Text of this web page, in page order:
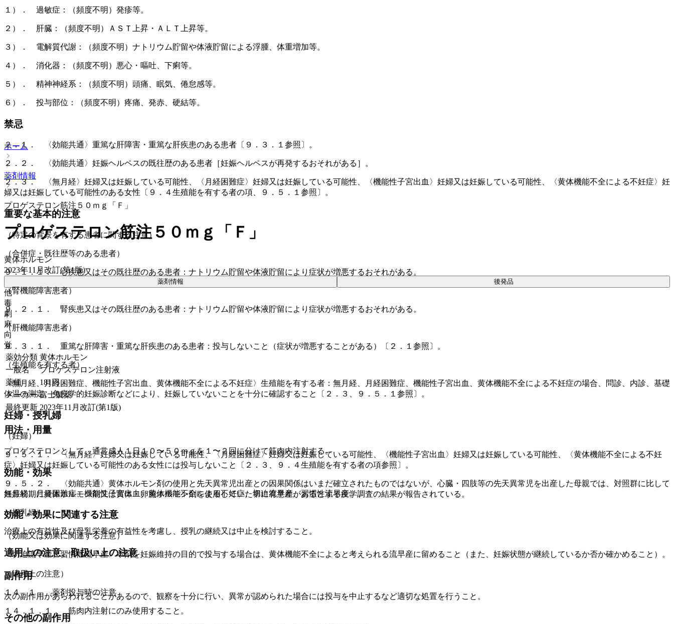
１）． 過敏症：（頻度不明）発疹等。
２）． 肝臓：（頻度不明）ＡＳＴ上昇・ＡＬＴ上昇等。
３）． 電解質代謝：（頻度不明）ナトリウム貯留や体液貯留による浮腫、体重増加等。
４）． 消化器：（頻度不明）悪心・嘔吐、下痢等。
５）． 精神神経系：（頻度不明）頭痛、眠気、倦怠感等。
６）． 投与部位：（頻度不明）疼痛、発赤、硬結等。
禁忌
２．１． 〈効能共通〉重篤な肝障害・重篤な肝疾患のある患者〔９．３．１参照〕。
２．２． 〈効能共通〉妊娠ヘルペスの既往歴のある患者［妊娠ヘルペスが再発するおそれがある］。
２．３． 〈無月経〉妊婦又は妊娠している可能性、〈月経困難症〉妊婦又は妊娠している可能性、〈機能性子宮出血〉妊婦又は妊娠している可能性、〈黄体機能不全による不妊症〉妊
婦又は妊娠している可能性のある女性〔９．４生殖能を有する者の項、９．５．１参照〕。
重要な基本的注意
（特定の背景を有する患者に関する注意）
（合併症・既往歴等のある患者）
９．１．１． 心疾患又はその既往歴のある患者：ナトリウム貯留や体液貯留により症状が増悪するおそれがある。
（腎機能障害患者）
９．２．１． 腎疾患又はその既往歴のある患者：ナトリウム貯留や体液貯留により症状が増悪するおそれがある。
（肝機能障害患者）
９．３．１． 重篤な肝障害・重篤な肝疾患のある患者：投与しないこと（症状が増悪することがある）〔２．１参照〕。
（生殖能を有する者）
〈無月経、月経困難症、機能性子宮出血、黄体機能不全による不妊症〉生殖能を有する者：無月経、月経困難症、機能性子宮出血、黄体機能不全による不妊症の場合、問診、内診、基礎
体温の測定、免疫学的妊娠診断などにより、妊娠していないことを十分に確認すること〔２．３、９．５．１参照〕。
妊婦・授乳婦
（妊婦）
９．５．１． 〈無月経〉妊婦又は妊娠している可能性、〈月経困難症〉妊婦又は妊娠している可能性、〈機能性子宮出血〉妊婦又は妊娠している可能性、〈黄体機能不全による不妊
症〉妊婦又は妊娠している可能性のある女性には投与しないこと〔２．３、９．４生殖能を有する者の項参照〕。
９．５．２． 〈効能共通〉黄体ホルモン剤の使用と先天異常児出産との因果関係はいまだ確立されたものではないが、心臓・四肢等の先天異常児を出産した母親では、対照群に比して
妊娠初期に黄体ホルモン剤又は黄体・卵胞ホルモン剤を使用していた率に有意差があるとする疫学調査の結果が報告されている。
（授乳婦）
治療上の有益性及び母乳栄養の有益性を考慮し、授乳の継続又は中止を検討すること。
適用上の注意、取扱い上の注意
（適用上の注意）
１４．１． 薬剤投与時の注意
１４．１．１． 筋肉内注射にのみ使用すること。
ホーム
薬剤情報
プロゲステロン筋注５０ｍｇ「Ｆ」
プロゲステロン筋注５０ｍｇ「Ｆ」
黄体ホルモン
2023年11月改訂(第1版)
薬剤情報 後発品
他
毒
劇
麻
向
覚
薬効分類 黄体ホルモン
一般名
プロゲステロン注射液
薬価
181円
メーカー 富士製薬
最終更新 2023年11月改訂(第1版)
用法・用量
プロゲステロンとして、通常成人１日１０〜５０ｍｇを１〜２回に分けて筋肉内注射する。
効能・効果
無月経、月経困難症、機能性子宮出血、黄体機能不全による不妊症、切迫流早産、習慣性流早産。
効能・効果に関連する注意
（効能又は効果に関連する注意）
〈切迫流早産、習慣性流早産〉本剤を妊娠維持の目的で投与する場合は、黄体機能不全によると考えられる流早産に留めること（また、妊娠状態が継続しているか否か確かめること）。
副作用
次の副作用があらわれることがあるので、観察を十分に行い、異常が認められた場合には投与を中止するなど適切な処置を行うこと。
その他の副作用